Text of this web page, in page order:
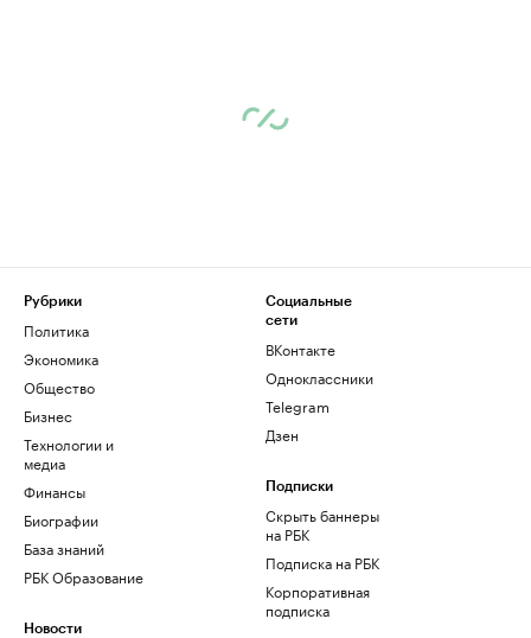
Рубрики
Политика
Экономика
Общество
Бизнес
Технологии и
медиа
Финансы
Биографии
База знаний
РБК Образование
Новости
Социальные
сети
ВКонтакте
Одноклассники
Telegram
Дзен
Подписки
Скрыть баннеры
на РБК
Подписка на РБК
Корпоративная
подписка